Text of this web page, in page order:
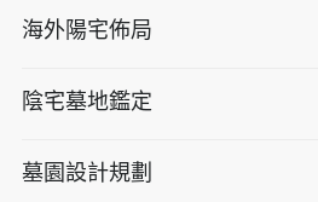
海外陽宅佈局
陰宅墓地鑑定
墓園設計規劃